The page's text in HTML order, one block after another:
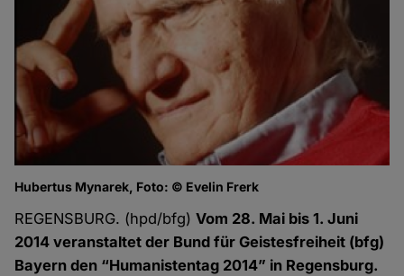
Hubertus Mynarek, Foto: © Evelin Frerk
REGENSBURG. (hpd/bfg)Vom 28. Mai bis 1. Juni
2014 veranstaltet der Bund für Geistesfreiheit (bfg)
Bayern den “Humanistentag 2014” in Regensburg.